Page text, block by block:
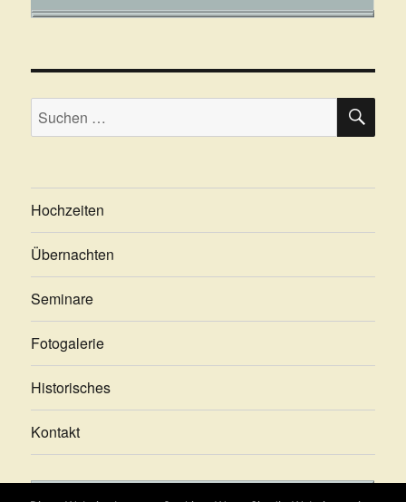
Suche
nach:
Hochzeiten
Übernachten
Seminare
Fotogalerie
Historisches
Kontakt